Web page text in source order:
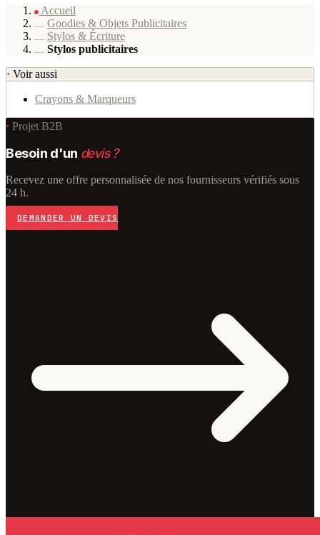
Accueil
Goodies & Objets Publicitaires
Stylos & Écriture
Stylos publicitaires
· Voir aussi
Crayons & Marqueurs
· Projet B2B
Besoin d'un devis ?
Recevez une offre personnalisée de nos fournisseurs vérifiés sous
24 h.
DEMANDER UN DEVIS